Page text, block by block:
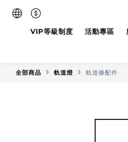
VIP等級制度 活動專區
全部商品 軌道燈 軌道條配件